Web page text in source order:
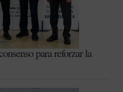
para reforzar la